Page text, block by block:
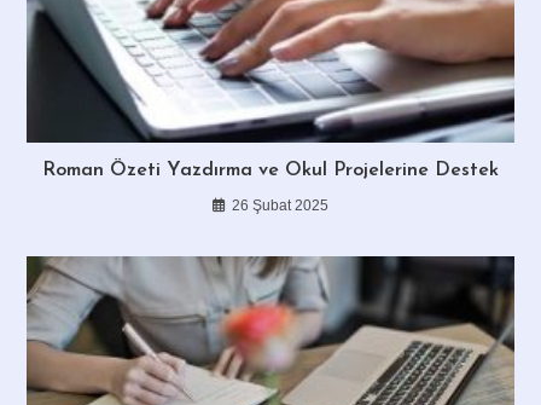
Roman Özeti Yazdırma ve Okul Projelerine Destek
26 Şubat 2025